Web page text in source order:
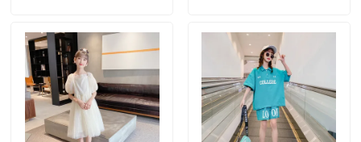
Kleidung für kleine Mädchen
Teenager-Jungen-Kleidung
Kinderkleidungsset